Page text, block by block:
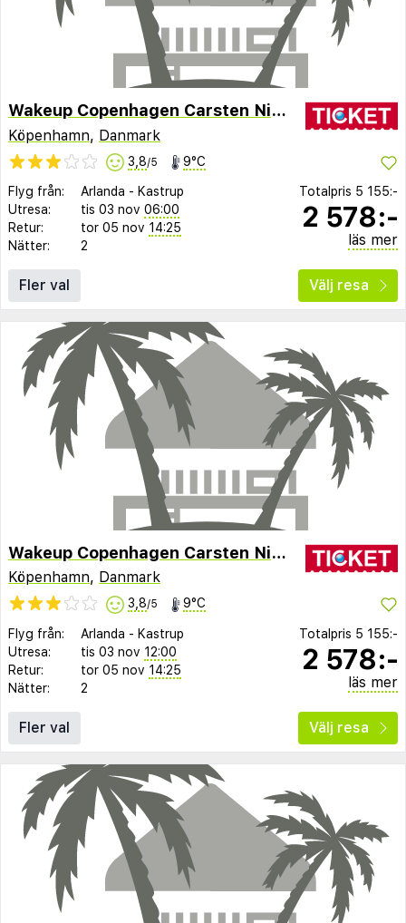
Wakeup Copenhagen Carsten Niebuhrs Gade
Köpenhamn, Danmark
3,8/5 9°C
Flyg från: Arlanda - Kastrup
Utresa:
tis 03 nov 06:00
Retur:
tor 05 nov 14:25
Nätter:
2
Totalpris 5 155:-
2 578:-
läs mer
Fler val Välj resa
Wakeup Copenhagen Carsten Niebuhrs Gade
Köpenhamn, Danmark
3,8/5 9°C
Flyg från: Arlanda - Kastrup
Utresa:
tis 03 nov 12:00
Retur:
tor 05 nov 14:25
Nätter:
2
Totalpris 5 155:-
2 578:-
läs mer
Fler val Välj resa